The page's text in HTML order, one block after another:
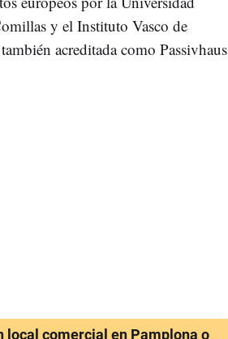
y el Instituto Vasco de
acreditada como Passivhaus
local comercial en Pamplona o